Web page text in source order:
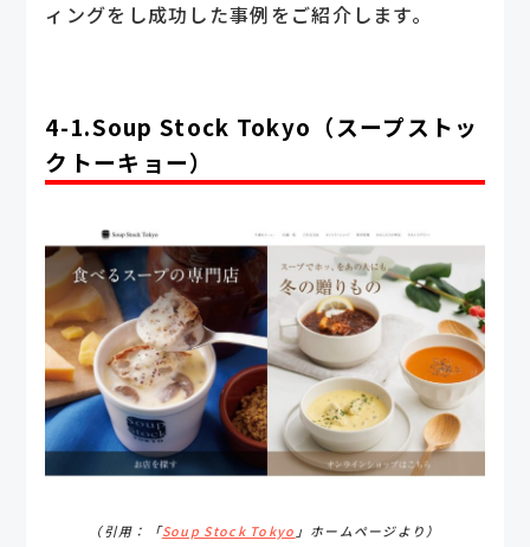
ィングをし成功した事例をご紹介します。
4-1.Soup Stock Tokyo（スープストッ
クトーキョー）
（引用：「Soup Stock Tokyo 」ホームページより）